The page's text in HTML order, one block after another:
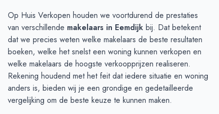
€ 5.556
Amersfoort
€ 5.545
Huizen
€ 5.544
Baarn
€ 5.509
Eemdijk
€ 5.203
Bunschoten-Spakenburg
€ 4.749
Op Huis Verkopen houden we voortdurend de prestaties
van verschillende makelaars in Eemdijk bij. Dat betekent
dat we precies weten welke makelaars de beste resultaten
boeken, welke het snelst een woning kunnen verkopen en
welke makelaars de hoogste verkoopprijzen realiseren.
Rekening houdend met het feit dat iedere situatie en woning
anders is, bieden wij je een grondige en gedetailleerde
vergelijking om de beste keuze te kunnen maken.